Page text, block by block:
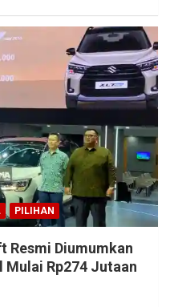
PILIHAN
Resmi Diumumkan
Mulai Rp274 Jutaan